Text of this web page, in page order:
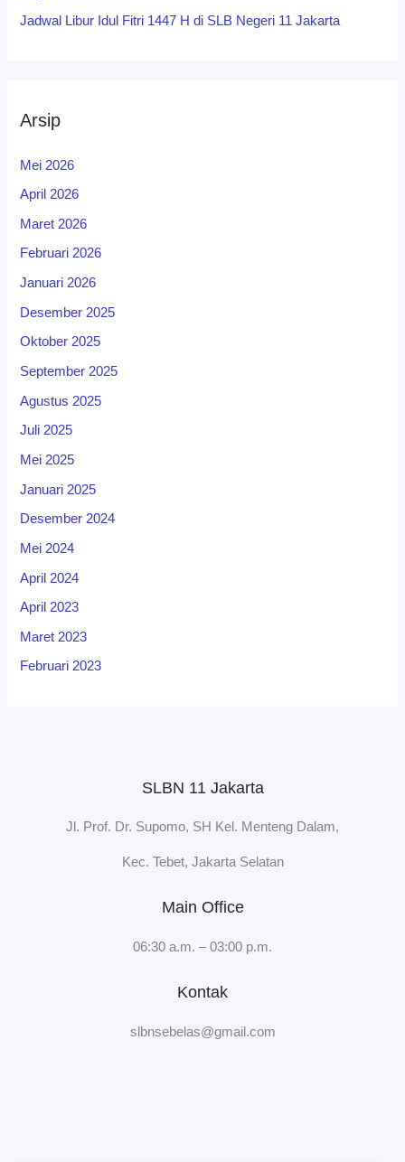
Jadwal Libur Idul Fitri 1447 H di SLB Negeri 11 Jakarta
Arsip
Mei 2026
April 2026
Maret 2026
Februari 2026
Januari 2026
Desember 2025
Oktober 2025
September 2025
Agustus 2025
Juli 2025
Mei 2025
Januari 2025
Desember 2024
Mei 2024
April 2024
April 2023
Maret 2023
Februari 2023
SLBN 11 Jakarta
Jl. Prof. Dr. Supomo, SH Kel. Menteng Dalam,
Kec. Tebet, Jakarta Selatan
Main Office
06:30 a.m. – 03:00 p.m.
Kontak
slbnsebelas@gmail.com